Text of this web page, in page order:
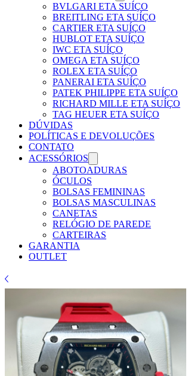
BVLGARI ETA SUÍÇO
BREITLING ETA SUÍÇO
CARTIER ETA SUÍÇO
HUBLOT ETA SUÍÇO
IWC ETA SUÍÇO
OMEGA ETA SUÍÇO
ROLEX ETA SUÍÇO
PANERAI ETA SUÍÇO
PATEK PHILIPPE ETA SUÍÇO
RICHARD MILLE ETA SUÍÇO
TAG HEUER ETA SUÍÇO
DÚVIDAS
POLÍTICAS E DEVOLUÇÕES
CONTATO
ACESSÓRIOS
ABOTOADURAS
ÓCULOS
BOLSAS FEMININAS
BOLSAS MASCULINAS
CANETAS
RELÓGIO DE PAREDE
CARTEIRAS
GARANTIA
OUTLET